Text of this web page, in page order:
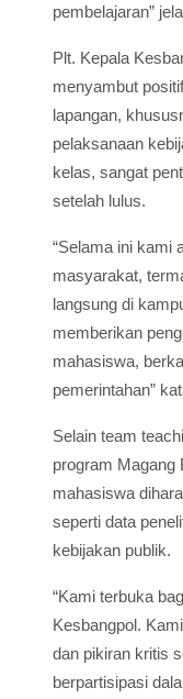
pembelajaran”
Plt. Kepala
menyambut
lapangan,
pelaksanaan
kelas, sangat
setelah lulus.
“Selama ini kami
masyarakat,
langsung di
memberikan
mahasiswa,
pemerintahan”
Selain team
program Magang
mahasiswa
seperti data
kebijakan publik.
“Kami terbuka
Kesbangpol.
dan pikiran kritis
berpartisipasi